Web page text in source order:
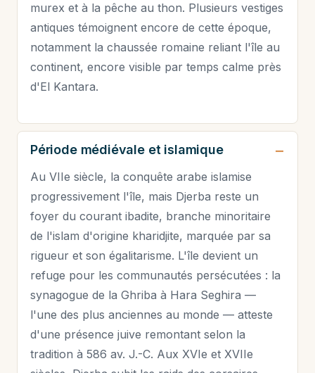
murex et à la pêche au thon. Plusieurs vestiges
antiques témoignent encore de cette époque,
notamment la chaussée romaine reliant l'île au
continent, encore visible par temps calme près
d'El Kantara.
Période médiévale et islamique
Au VIIe siècle, la conquête arabe islamise
progressivement l'île, mais Djerba reste un
foyer du courant ibadite, branche minoritaire
de l'islam d'origine kharidjite, marquée par sa
rigueur et son égalitarisme. L'île devient un
refuge pour les communautés persécutées : la
synagogue de la Ghriba à Hara Seghira —
l'une des plus anciennes au monde — atteste
d'une présence juive remontant selon la
tradition à 586 av. J.-C. Aux XVIe et XVIIe